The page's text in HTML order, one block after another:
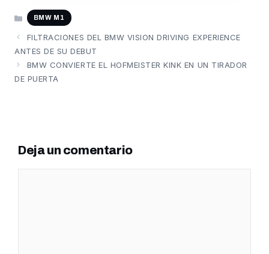
CATEGORÍAS
BMW M1
FILTRACIONES DEL BMW VISION DRIVING EXPERIENCE
ANTES DE SU DEBUT
BMW CONVIERTE EL HOFMEISTER KINK EN UN TIRADOR
DE PUERTA
Deja un comentario